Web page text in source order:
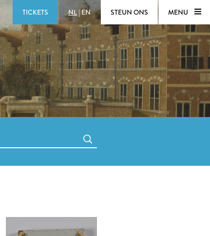
TICKETS NL| EN STEUN ONS MENU